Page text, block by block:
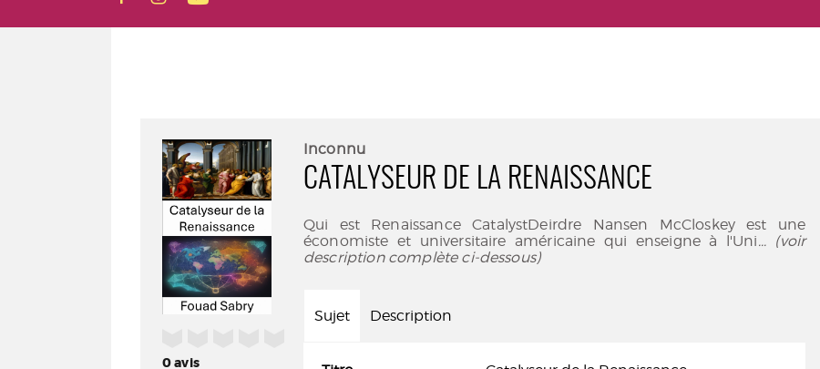
0avis
Inconnu
CATALYSEUR DE LA RENAISSANCE
Qui est Renaissance CatalystDeirdre Nansen McCloskey est une
économiste et universitaire américaine qui enseigne à l'Uni... (voir
description complète ci-dessous)
Sujet Description